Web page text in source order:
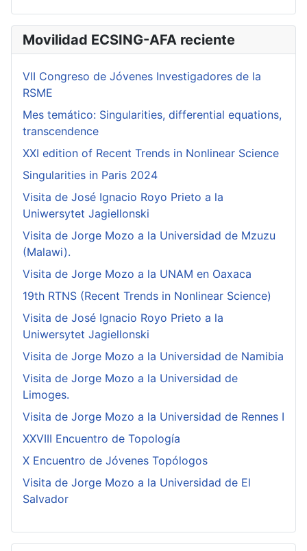
Movilidad ECSING-AFA reciente
VII Congreso de Jóvenes Investigadores de la
RSME
Mes temático: Singularities, differential equations,
transcendence
XXI edition of Recent Trends in Nonlinear Science
Singularities in Paris 2024
Visita de José Ignacio Royo Prieto a la
Uniwersytet Jagiellonski
Visita de Jorge Mozo a la Universidad de Mzuzu
(Malawi).
Visita de Jorge Mozo a la UNAM en Oaxaca
19th RTNS (Recent Trends in Nonlinear Science)
Visita de José Ignacio Royo Prieto a la
Uniwersytet Jagiellonski
Visita de Jorge Mozo a la Universidad de Namibia
Visita de Jorge Mozo a la Universidad de
Limoges.
Visita de Jorge Mozo a la Universidad de Rennes I
XXVIII Encuentro de Topología
X Encuentro de Jóvenes Topólogos
Visita de Jorge Mozo a la Universidad de El
Salvador